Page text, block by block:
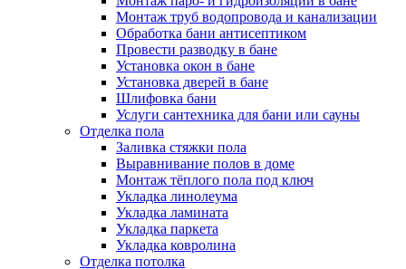
Монтаж труб водопровода и канализации
Обработка бани антисептиком
Провести разводку в бане
Установка окон в бане
Установка дверей в бане
Шлифовка бани
Услуги сантехника для бани или сауны
Отделка пола
Заливка стяжки пола
Выравнивание полов в доме
Монтаж тёплого пола под ключ
Укладка линолеума
Укладка ламината
Укладка паркета
Укладка ковролина
Отделка потолка